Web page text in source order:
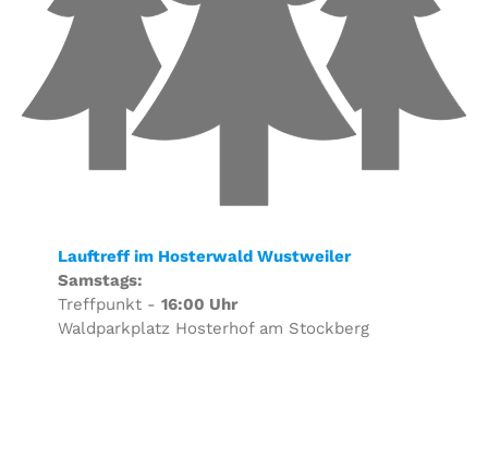
Lauftreff im Hosterwald Wustweiler
Samstags:
Treffpunkt - 16:00 Uhr
Waldparkplatz Hosterhof am Stockberg